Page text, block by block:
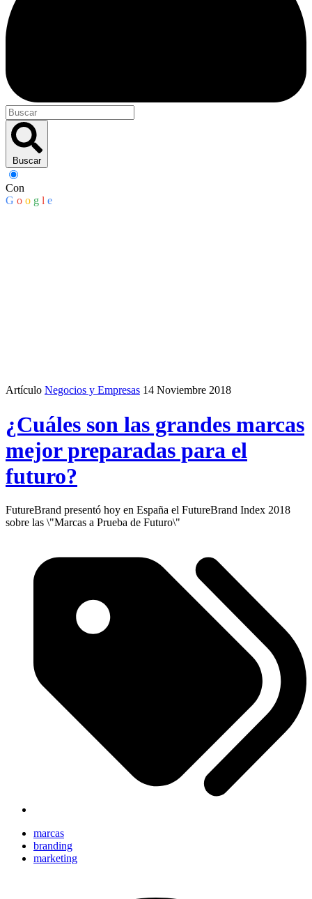
Buscar
Con
G o o g l e
Artículo Negocios y Empresas 14 Noviembre 2018
¿Cuáles son las grandes marcas
mejor preparadas para el
futuro?
FutureBrand presentó hoy en España el FutureBrand Index 2018
sobre las \"Marcas a Prueba de Futuro\"
marcas
branding
marketing